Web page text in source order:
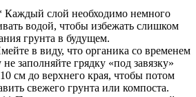
слой необходимо немного
водой, чтобы избежать слишком
грунта в будущем.
в виду, что органика со временем
заполняйте грядку «под завязку»
10 см до верхнего края, чтобы потом
свежего грунта или компоста.